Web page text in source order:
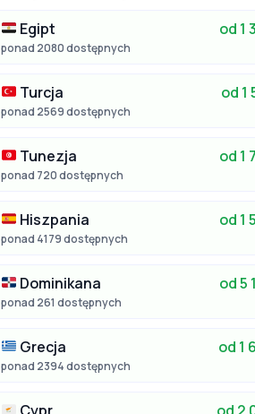
Egipt od 1
ponad 2080 dostępnych
Turcja od 1
ponad 2569 dostępnych
Tunezja od 1
ponad 720 dostępnych
Hiszpania od 1
ponad 4179 dostępnych
Dominikana od 5
ponad 261 dostępnych
Grecja od 1
ponad 2394 dostępnych